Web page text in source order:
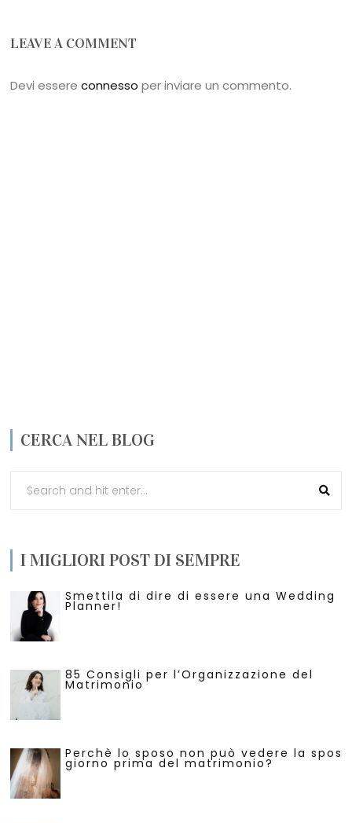
LEAVE A COMMENT
Devi essereconnesso per inviare un commento.
CERCA NEL BLOG
I MIGLIORI POST DI SEMPRE
Smettila di dire di essere una Wedding
Planner!
85 Consigli per l’Organizzazione del
Matrimonio
Perchè lo sposo non può vedere la
giorno prima del matrimonio?